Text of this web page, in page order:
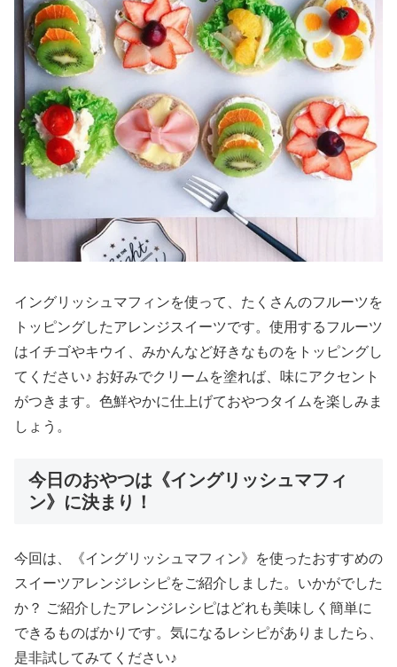
イングリッシュマフィンを使って、たくさんのフルーツを
トッピングしたアレンジスイーツです。使用するフルーツ
はイチゴやキウイ、みかんなど好きなものをトッピングし
てください♪ お好みでクリームを塗れば、味にアクセント
がつきます。色鮮やかに仕上げておやつタイムを楽しみま
しょう。
今日のおやつは《イングリッシュマフィ
ン》に決まり！
今回は、《イングリッシュマフィン》を使ったおすすめの
スイーツアレンジレシピをご紹介しました。いかがでした
か？ ご紹介したアレンジレシピはどれも美味しく簡単に
できるものばかりです。気になるレシピがありましたら、
是非試してみてください♪